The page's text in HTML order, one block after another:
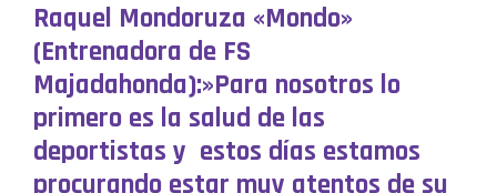
Raquel Mondoruza «Mondo»
(Entrenadora de FS
Majadahonda):»Para nosotros lo
primero es la salud de las
deportistas y estos días estamos
procurando estar muy atentos de su